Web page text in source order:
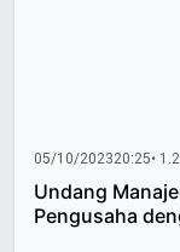
05/10/202320:25•
Undang
Pengusaha